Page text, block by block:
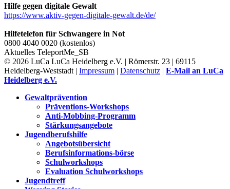
Hilfe gegen digitale Gewalt
https://www.aktiv-gegen-digitale-gewalt.de/de/
Hilfetelefon für Schwangere in Not
0800 4040 0020 (kostenlos)
Aktuelles TeleportMe_SB
© 2026 LuCa LuCa Heidelberg e.V. | Römerstr. 23 | 69115
Heidelberg-Weststadt | Impressum | Datenschutz | E-Mail an LuCa
Heidelberg e.V.
Gewaltprävention
Präventions-Workshops
Anti-Mobbing-Programm
Stärkungsangebote
Jugendberufshilfe
Angebotsübersicht
Berufsinformations-börse
Schulworkshops
Evaluation Schulworkshops
Jugendtreff